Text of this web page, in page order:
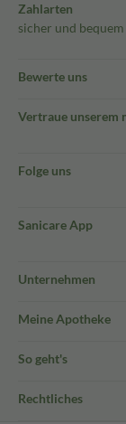
Zahlarten
sicher und bequem
Bewerte uns
Vertraue unserem
Folge uns
Sanicare App
Unternehmen
Meine Apotheke
So geht's
Rechtliches